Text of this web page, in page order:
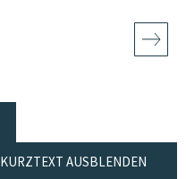
KURZTEXT AUSBLENDEN